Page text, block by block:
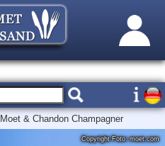
Moet & Chandon Champagner
Copyright Foto: moet.com